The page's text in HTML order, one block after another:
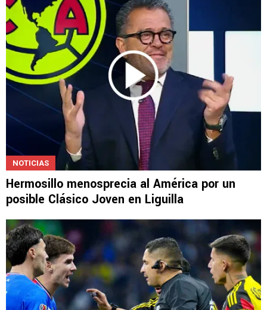
NOTICIAS
Hermosillo menosprecia al América por un
posible Clásico Joven en Liguilla